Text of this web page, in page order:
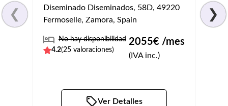
❮
Diseminado Diseminados, 58D, 49220
Fermoselle, Zamora, Spain
No hay disponibilidad
4.2(25 valoraciones)
2055€ /mes
(IVA inc.)
Ver Detalles
❯